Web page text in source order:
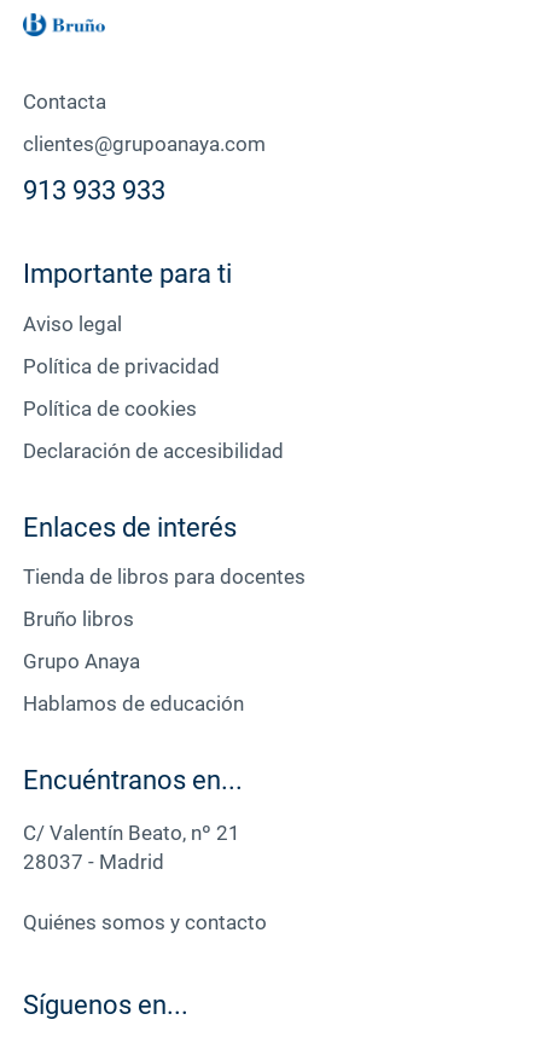
Contacta
clientes@grupoanaya.com
913 933 933
Importante para ti
Aviso legal
Política de privacidad
Política de cookies
Declaración de accesibilidad
Enlaces de interés
Tienda de libros para docentes
Bruño libros
Grupo Anaya
Hablamos de educación
Encuéntranos en...
C/ Valentín Beato, nº 21
28037 - Madrid
Quiénes somos y contacto
Síguenos en...